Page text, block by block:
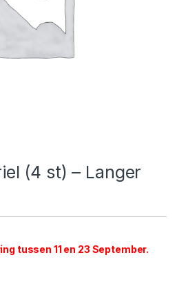
(4 st) – Langer
tussen 11 en 23 September.